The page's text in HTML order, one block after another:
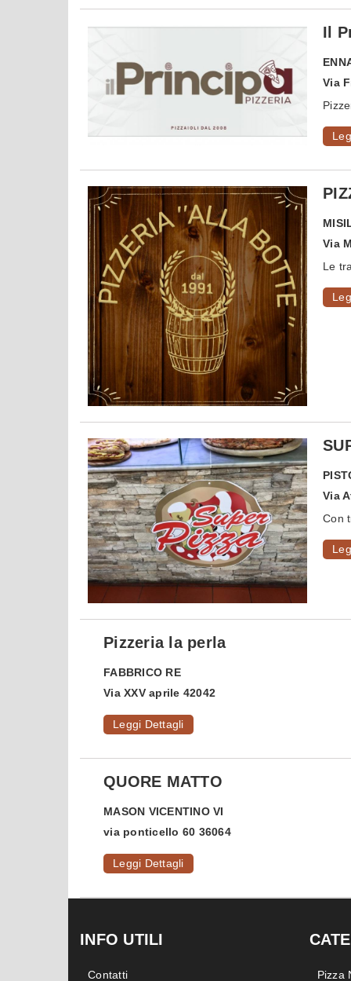
Il
Via
Via
Le
Via
Con
Pizzeria la perla
FABBRICO RE
Via XXV aprile 42042
Leggi Dettagli
QUORE MATTO
MASON VICENTINO VI
via ponticello 60 36064
Leggi Dettagli
INFO UTILI
Contatti Pizza